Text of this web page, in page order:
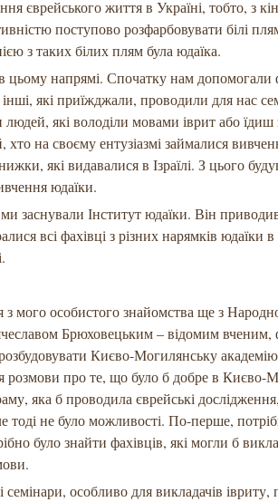
єврейського життя в Україні, тобто, з
поступово розфарбовувати білі
з таких білих плям була юдаїка.
напрямі. Спочатку нам допомогали
інші, які приїжджали, проводили для нас
які володіли мовами іврит або їдиш
на своєму ентузіазмі займалися
які видавалися в Ізраїлі. З цього
юдаїки.
заснували Інститут юдаїки. Він
всі фахівці з різних нарямків юдаїки в
з мого особистого знайомства ще з
Брюховецьким – відомим вченим,
Києво-Могилянську
розмови про те, що було б добре в Києво-
яка б проводила єврейські
тоді не було можливості. По-перше,
було знайти фахівців, які могли б
особливо для викладачів івриту,